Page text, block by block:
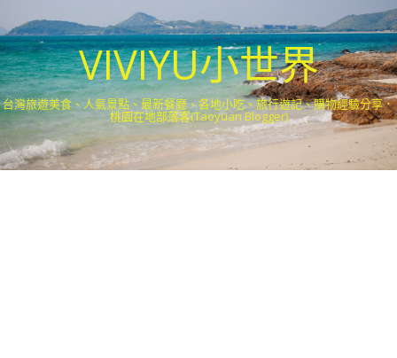
VIVIYU小世界
台灣旅遊美食、人氣景點、最新餐廳、各地小吃、旅行遊記、購物經驗分享．
桃園在地部落客(Taoyuan Blogger)